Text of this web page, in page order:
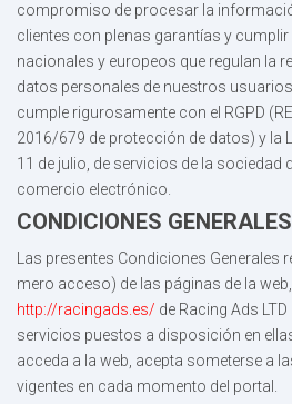
compromiso de procesar la
clientes con plenas garantías y
nacionales y europeos que regulan la
datos personales de nuestros
cumple rigurosamente con el RGPD
2016/679 de protección de datos) y la
11 de julio, de servicios de la sociedad
comercio electrónico.
CONDICIONES
Las presentes Condiciones Generales
mero acceso) de las páginas de la
http://racingads.es/ de Racing Ads
servicios puestos a disposición en
acceda a la web, acepta someterse a
vigentes en cada momento del portal.